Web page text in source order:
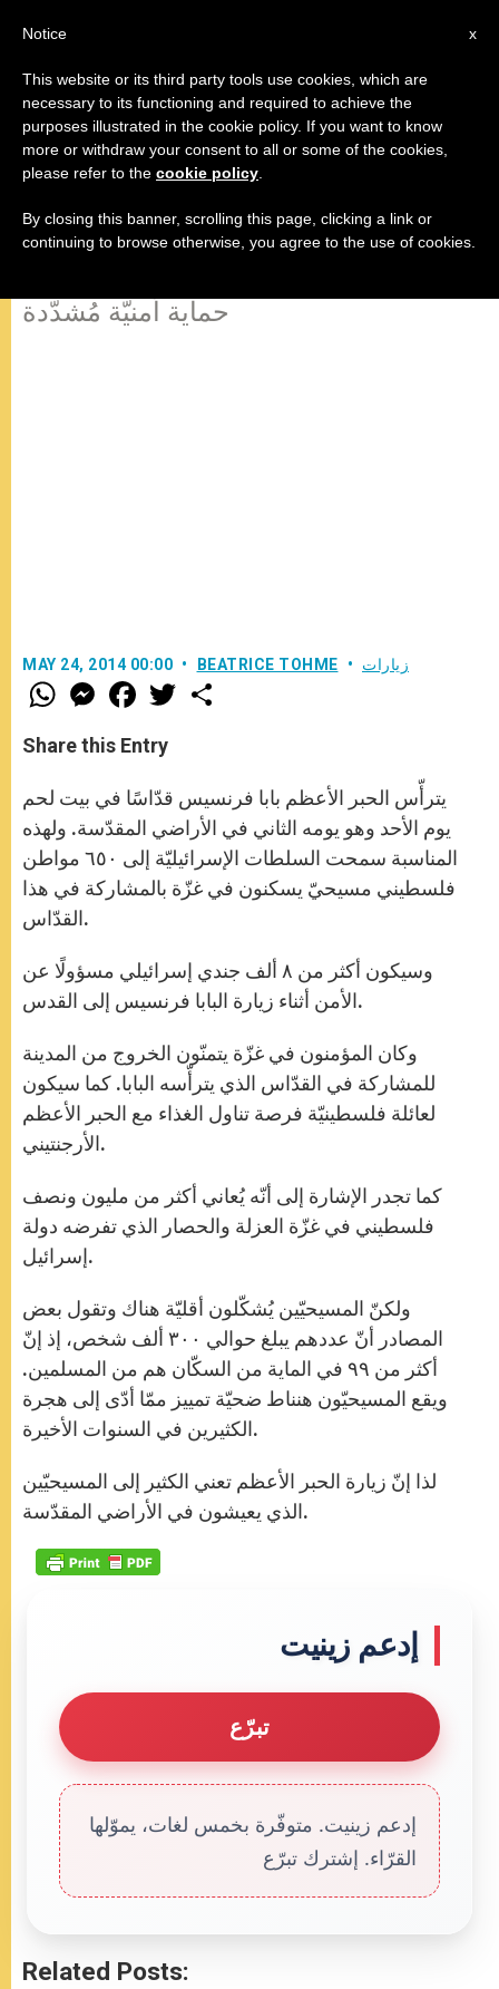
إسرائيل تسمح لـ٦٥٠ مسيحيّ من
غزّة بالمشاركة في قدّاس البابا في
بيت لحم
حماية أمنيّة مُشدّدة
MAY 24, 2014 00:00 BEATRICE TOHME زيارات
W
h
t
s
p
p
M
e
s
e
e
r
F
a
e
b
o
k
w
Share this Entry
يترأّس الحبر الأعظم بابا فرنسيس قدّاسًا في بيت لحم
يوم الأحد وهو يومه الثاني في الأراضي المقدّسة. ولهذه
المناسبة سمحت السلطات الإسرائيليّة إلى ٦٥٠ مواطن
فلسطيني مسيحيّ يسكنون في غزّة بالمشاركة في هذا
القدّاس.
وسيكون أكثر من ٨ ألف جندي إسرائيلي مسؤولًا عن
الأمن أثناء زيارة البابا فرنسيس إلى القدس.
وكان المؤمنون في غزّة يتمنّون الخروج من المدينة
للمشاركة في القدّاس الذي يترأّسه البابا. كما سيكون
لعائلة فلسطينيّة فرصة تناول الغذاء مع الحبر الأعظم
الأرجنتيني.
كما تجدر الإشارة إلى أنّه يُعاني أكثر من مليون ونصف
فلسطيني في غزّة العزلة والحصار الذي تفرضه دولة
إسرائيل.
ولكنّ المسيحيّين يُشكّلون أقليّة هناك وتقول بعض
المصادر أنّ عددهم يبلغ حوالي ٣٠٠ ألف شخص، إذ إنّ
أكثر من ٩٩ في الماية من السكّان هم من المسلمين.
ويقع المسيحيّون هنناط ضحيّة تمييز ممّا أدّى إلى هجرة
الكثيرين في السنوات الأخيرة.
لذا إنّ زيارة الحبر الأعظم تعني الكثير إلى المسيحيّين
الذي يعيشون في الأراضي المقدّسة.
إدعم زينيت
تبرّع
إدعم زينيت. متوفّرة بخمس لغات، يموّلها
القرّاء. إشترك تبرّع
Related Posts:
x
Notice
This website or its third party tools use cookies, which are
necessary to its functioning and required to achieve the
purposes illustrated in the cookie policy. If you want to know
more or withdraw your consent to all or some of the cookies,
please refer to the cookie policy
By closing this banner, scrolling this page, clicking a link or
continuing to browse otherwise, you agree to the use of cookies.